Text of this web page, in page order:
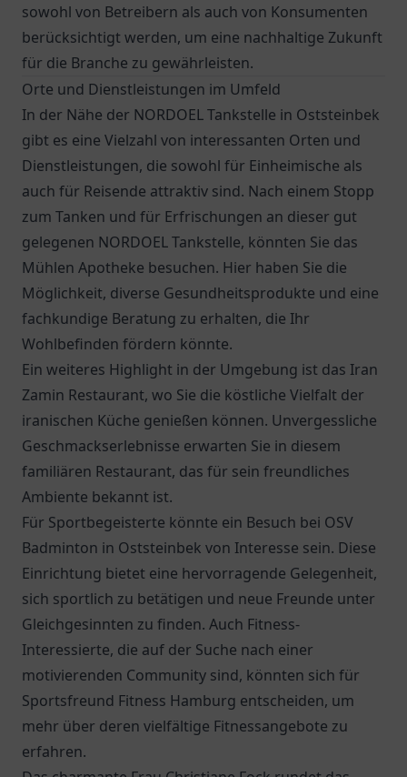
sowohl von Betreibern als auch von Konsumenten
berücksichtigt werden, um eine nachhaltige Zukunft
für die Branche zu gewährleisten.
Orte und Dienstleistungen im Umfeld
In der Nähe der NORDOEL Tankstelle in Oststeinbek
gibt es eine Vielzahl von interessanten Orten und
Dienstleistungen, die sowohl für Einheimische als
auch für Reisende attraktiv sind. Nach einem Stopp
zum Tanken und für Erfrischungen an dieser gut
gelegenen NORDOEL Tankstelle, könnten Sie das
Mühlen Apotheke besuchen. Hier haben Sie die
Möglichkeit, diverse Gesundheitsprodukte und eine
fachkundige Beratung zu erhalten, die Ihr
Wohlbefinden fördern könnte.
Ein weiteres Highlight in der Umgebung ist das Iran
Zamin Restaurant, wo Sie die köstliche Vielfalt der
iranischen Küche genießen können. Unvergessliche
Geschmackserlebnisse erwarten Sie in diesem
familiären Restaurant, das für sein freundliches
Ambiente bekannt ist.
Für Sportbegeisterte könnte ein Besuch bei OSV
Badminton in Oststeinbek von Interesse sein. Diese
Einrichtung bietet eine hervorragende Gelegenheit,
sich sportlich zu betätigen und neue Freunde unter
Gleichgesinnten zu finden. Auch Fitness-
Interessierte, die auf der Suche nach einer
motivierenden Community sind, könnten sich für
Sportsfreund Fitness Hamburg entscheiden, um
mehr über deren vielfältige Fitnessangebote zu
erfahren.